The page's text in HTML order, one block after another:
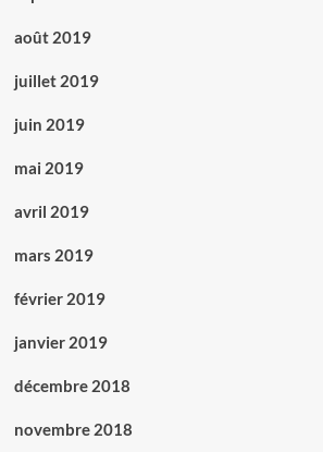
août 2019
juillet 2019
juin 2019
mai 2019
avril 2019
mars 2019
février 2019
janvier 2019
décembre 2018
novembre 2018